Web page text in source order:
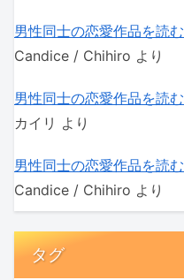
男性同士の恋愛作品を
Candice / Chihiro より
男性同士の恋愛作品を
カイリ より
男性同士の恋愛作品を
Candice / Chihiro より
タグ